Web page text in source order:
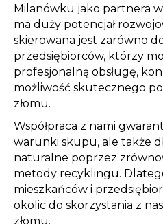
Milanówku jako partnera
ma duży potencjał
skierowana jest zarówno
przedsiębiorców, którzy
profesjonalną obsługę,
możliwość skutecznego
złomu.
Współpraca z nami
warunki skupu, ale także
naturalne poprzez
metody recyklingu.
mieszkańców i
okolic do skorzystania z
złomu.